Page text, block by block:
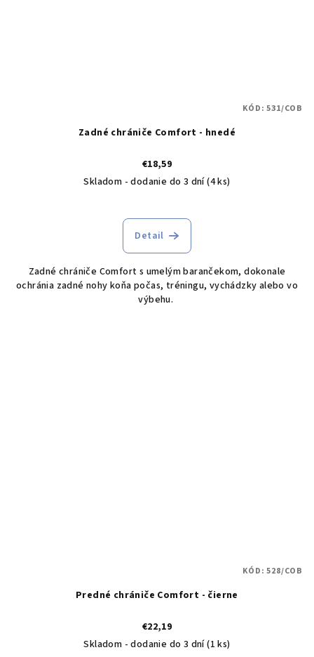
Zadné chrániče Comfort - hnedé
€18,59
Skladom - dodanie do 3 dní(4 ks)
Detail
Zadné chrániče Comfort s umelým barančekom, dokonale
ochránia zadné nohy koňa počas, tréningu, vychádzky alebo vo
výbehu.
KÓD:531/COB
Predné chrániče Comfort - čierne
€22,19
Skladom - dodanie do 3 dní(1 ks)
KÓD:528/COB